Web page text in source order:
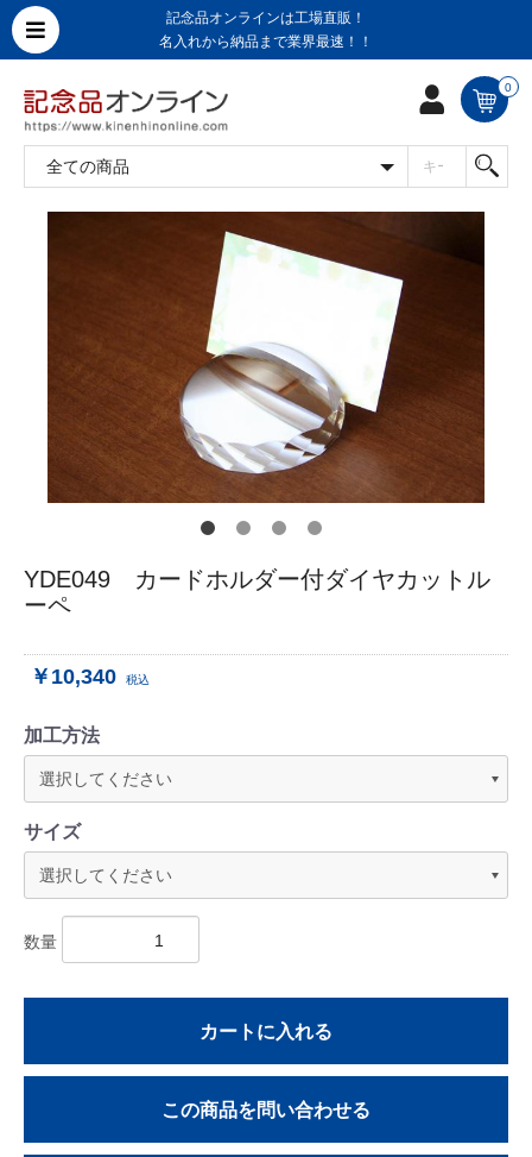
記念品オンラインは工場直販！
名入れから納品まで業界最速！！
0
YDE049 カードホルダー付ダイヤカットル
ーペ
￥10,340 税込
加工方法
サイズ
数量
カートに入れる
この商品を問い合わせる